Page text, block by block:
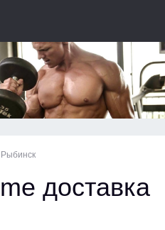
Рыбинск
доставка